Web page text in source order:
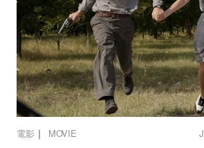
電影 ｜ MOVIE